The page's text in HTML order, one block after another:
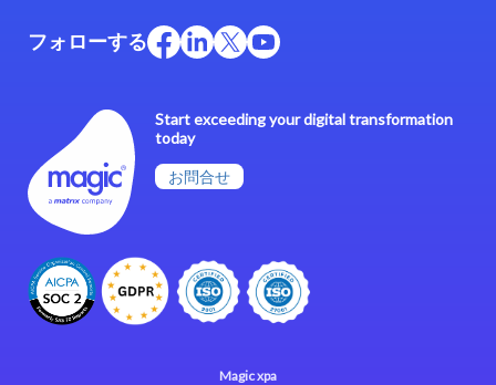
Start exceeding your digital transformation
today
お問合せ
フォローする
Magic xpa